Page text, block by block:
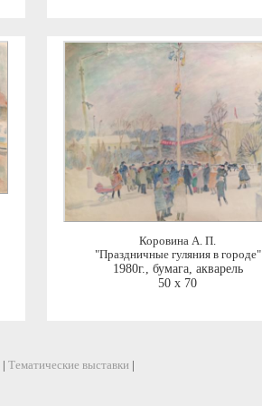
Коровина А. П.
"Праздничные гуляния в городе"
1980г., бумага, акварель
50 x 70
Тематические выставки